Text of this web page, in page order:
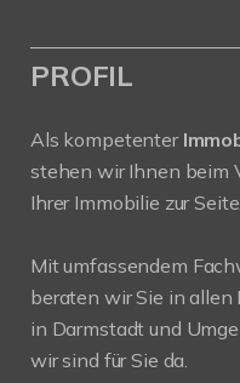
PROFIL
Als kompetenter
stehen wir Ihnen beim
Ihrer Immobilie zur Seite.
Mit umfassendem
beraten wir Sie in allen
in Darmstadt und
wir sind für Sie da.